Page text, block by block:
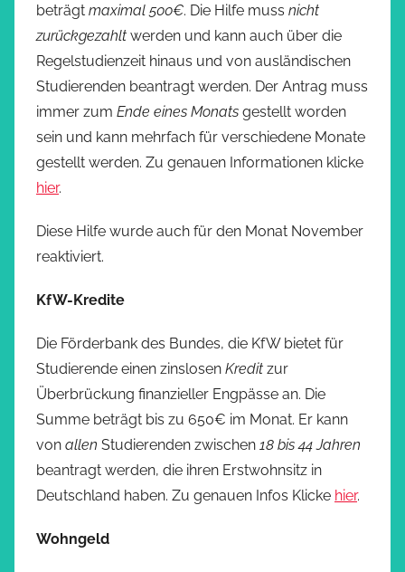
beträgt maximal 500€. Die Hilfe muss nicht
zurückgezahlt werden und kann auch über die
Regelstudienzeit hinaus und von ausländischen
Studierenden beantragt werden. Der Antrag muss
immer zum Ende eines Monats gestellt worden
sein und kann mehrfach für verschiedene Monate
gestellt werden. Zu genauen Informationen klicke
hier.
Diese Hilfe wurde auch für den Monat November
reaktiviert.
KfW-Kredite
Die Förderbank des Bundes, die KfW bietet für
Studierende einen zinslosen Kredit zur
Überbrückung finanzieller Engpässe an. Die
Summe beträgt bis zu 650€ im Monat. Er kann
von allen Studierenden zwischen 18 bis 44 Jahren
beantragt werden, die ihren Erstwohnsitz in
Deutschland haben. Zu genauen Infos Klicke hier.
Wohngeld